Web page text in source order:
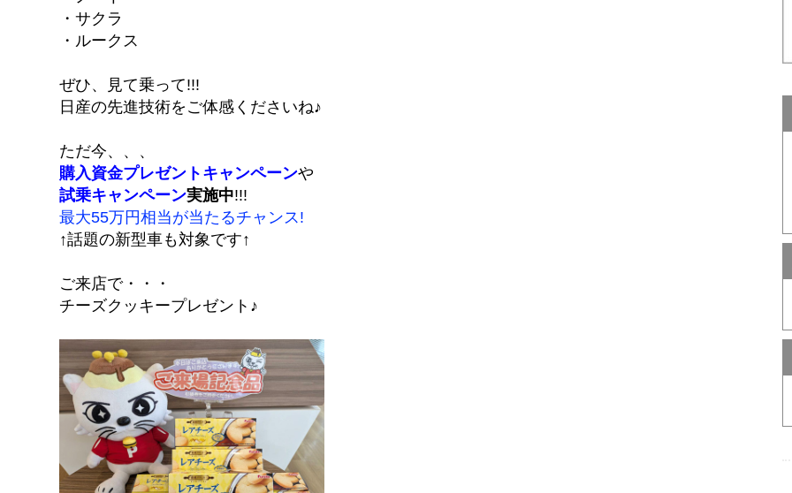
・サクラ
・ルークス
ぜひ、見て乗って!!!
日産の先進技術をご体感くださいね♪
ただ今、、、
購入資金プレゼントキャンペーンや
試乗キャンペーン実施中!!!
最大55万円相当が当たるチャンス!
↑話題の新型車も対象です↑
ご来店で・・・
チーズクッキープレゼント♪